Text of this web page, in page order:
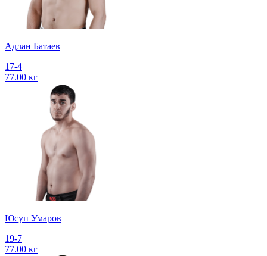
Адлан Батаев
17-4
77.00 кг
Юсуп Умаров
19-7
77.00 кг